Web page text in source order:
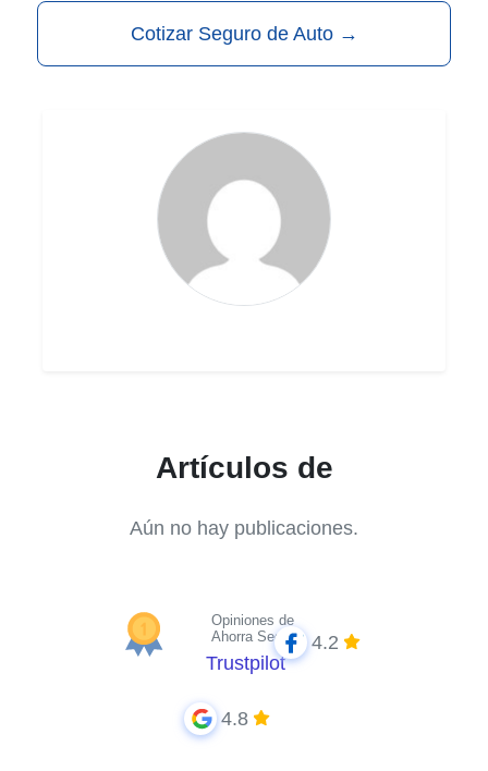
Cotizar Seguro de Auto →
Artículos de
Aún no hay publicaciones.
Opiniones de
Ahorra Seguros
Trustpilot
4.2
4.8